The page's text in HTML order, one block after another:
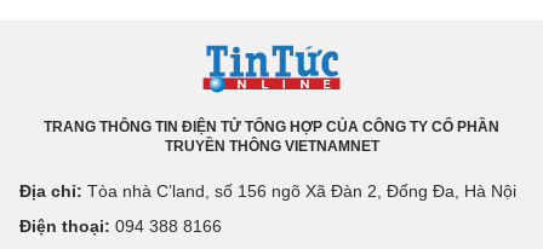
TRANG THÔNG TIN ĐIỆN TỬ TỔNG HỢP CỦA CÔNG TY CỔ PHẦN
TRUYỀN THÔNG VIETNAMNET
Địa chỉ: Tòa nhà C’land, số 156 ngõ Xã Đàn 2, Đống Đa, Hà Nội
Điện thoại: 094 388 8166